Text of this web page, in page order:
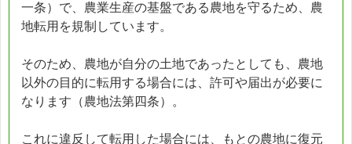
一条）で、農業生産の基盤である農地を守るため、農
地転用を規制しています。
そのため、農地が自分の土地であったとしても、農地
以外の目的に転用する場合には、許可や届出が必要に
なります（農地法第四条）。
これに違反して転用した場合には、もとの農地に復元